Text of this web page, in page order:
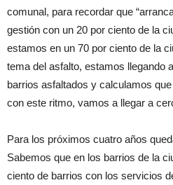
comunal, para recordar que
gestión con un 20 por ciento de la
estamos en un 70 por ciento de la
tema del asfalto, estamos llegando
barrios asfaltados y calculamos
con este ritmo, vamos a llegar a
Para los próximos cuatro años
Sabemos que en los barrios de la
ciento de barrios con los servicios